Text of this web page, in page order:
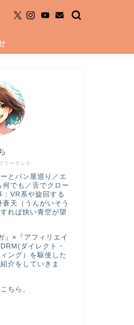
リーランス
とパン屋巡り／エ
でも／舌でクロー
VR系や旋回する
天（うんがいそう
れば快い青空が望
』×『アフィリエイ
ダイレクト・
ング）を駆使した
介をしていきま
こちら 。